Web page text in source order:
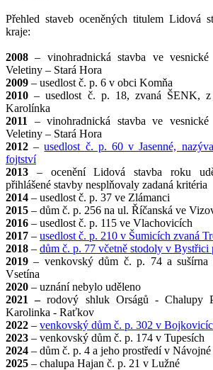
Přehled staveb oceněných titulem Lidová
kraje:
2008 – vinohradnická stavba ve vesnické
Veletiny – Stará Hora
2009 – usedlost č. p. 6 v obci Komňa
2010– usedlost č. p. 18, zvaná ŠENK,
Karolínka
2011
– vinohradnická stavba ve vesnické
Veletiny – Stará Hora
2012 –usedlost č. p. 60 v Jasenné,
fojtství
2013 – ocenění Lidová stavba roku
přihlášené stavby nesplňovaly zadaná kritéria
2014 – usedlost č. p. 37 ve Zlámanci
2015 – dům č. p. 256 na ul. Říčanská ve
2016 – usedlost č. p. 115 ve Vlachovicích
2017 – usedlost č. p. 210 v Šumicích zvaná
2018 – dům č. p. 77 včetně stodoly v Bystřici
2019 – venkovský dům č. p. 74 a
Vsetína
2020 – uznání nebylo uděleno
2021–rodový shluk Orságů - Chalupy
Karolinka - Raťkov
2022 – venkovský dům č. p. 302 v
2023 – venkovský dům č. p. 174 v Tupesích
2024 – dům č. p. 4 a jeho prostředí v Návojné
2025 – chalupa Hajan č. p. 21 v Lužné